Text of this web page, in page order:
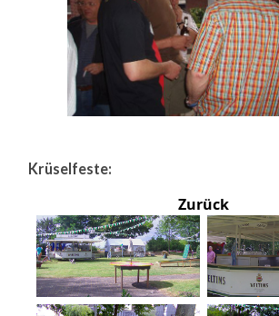
Krüselfeste:
Zurück